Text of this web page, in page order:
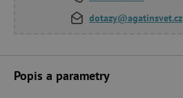
dotazy@agatinsvet.cz
Popis a parametry